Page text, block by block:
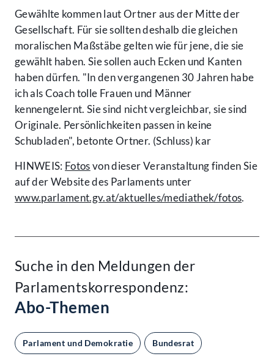
Gewählte kommen laut Ortner aus der Mitte der
Gesellschaft. Für sie sollten deshalb die gleichen
moralischen Maßstäbe gelten wie für jene, die sie
gewählt haben. Sie sollen auch Ecken und Kanten
haben dürfen. "In den vergangenen 30 Jahren habe
ich als Coach tolle Frauen und Männer
kennengelernt. Sie sind nicht vergleichbar, sie sind
Originale. Persönlichkeiten passen in keine
Schubladen", betonte Ortner. (Schluss) kar
HINWEIS: Fotosvon dieser Veranstaltung finden Sie
auf der Website des Parlaments unter
www.parlament.gv.at/aktuelles/mediathek/fotos.
Suche in den Meldungen der
Parlamentskorrespondenz:
Abo-Themen
Parlament und Demokratie Bundesrat